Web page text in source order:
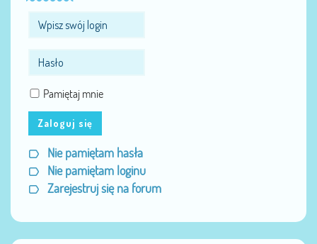
Pamiętaj mnie
Zaloguj się
Nie pamiętam hasła
Nie pamiętam loginu
Zarejestruj się na forum